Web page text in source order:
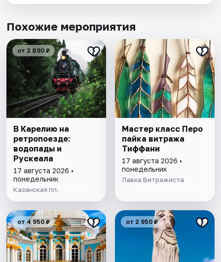
Похожие мероприятия
от 2 890 ₽
В Карелию на
ретропоезде:
водопады и
Рускеала
17 августа 2026 •
понедельник
Казанская пл.
Мастер класс Перо
пайка витража
Тиффани
17 августа 2026 •
понедельник
Лавка Витражиста
от 4 950 ₽ от 2 950 ₽